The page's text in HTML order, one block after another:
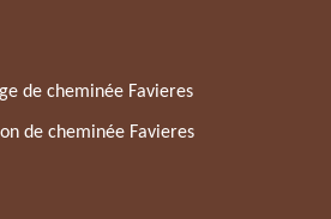
de cheminée Favieres
de cheminée Favieres